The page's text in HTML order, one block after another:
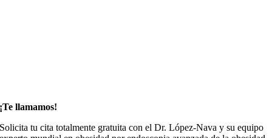
¡Te llamamos!
Solicita tu cita totalmente gratuita con el Dr. López-Nava y su equipo